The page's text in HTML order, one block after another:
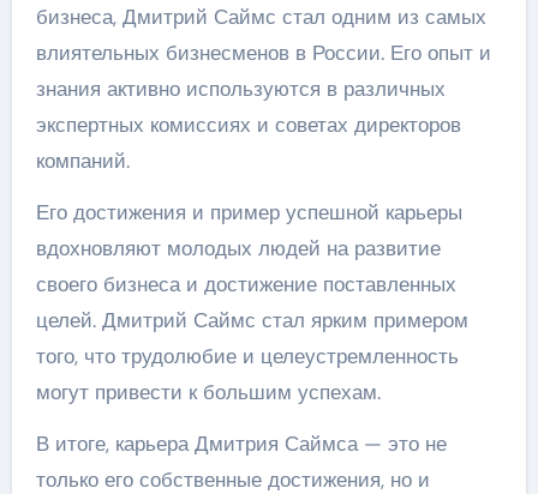
бизнеса, Дмитрий Саймс стал одним из самых
влиятельных бизнесменов в России. Его опыт и
знания активно используются в различных
экспертных комиссиях и советах директоров
компаний.
Его достижения и пример успешной карьеры
вдохновляют молодых людей на развитие
своего бизнеса и достижение поставленных
целей. Дмитрий Саймс стал ярким примером
того, что трудолюбие и целеустремленность
могут привести к большим успехам.
В итоге, карьера Дмитрия Саймса — это не
только его собственные достижения, но и